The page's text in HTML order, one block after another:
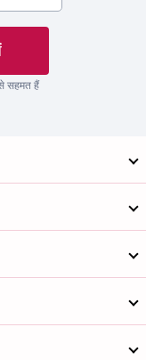
सहमत हैं